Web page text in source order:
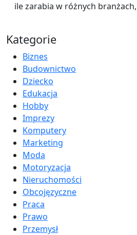
ile zarabia w różnych
Kategorie
Biznes
Budownictwo
Dziecko
Edukacja
Hobby
Imprezy
Komputery
Marketing
Moda
Motoryzacja
Nieruchomości
Obcojęzyczne
Praca
Prawo
Przemysł